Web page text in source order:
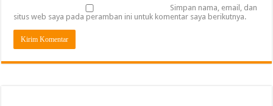
Simpan nama, email, dan
situs web saya pada peramban ini untuk komentar saya berikutnya.